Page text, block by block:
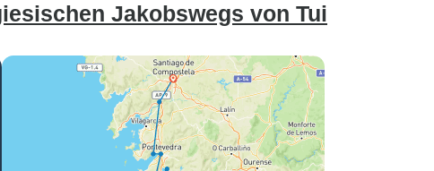
Jakobswegs von Tui